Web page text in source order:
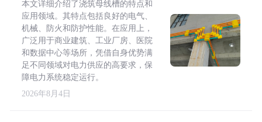
本文详细介绍了浇筑母线槽的特点和
应用领域。其特点包括良好的电气、
机械、防火和防护性能。在应用上，
广泛用于商业建筑、工业厂房、医院
和数据中心等场所，凭借自身优势满
足不同领域对电力供应的高要求，保
障电力系统稳定运行。
2026年8月4日